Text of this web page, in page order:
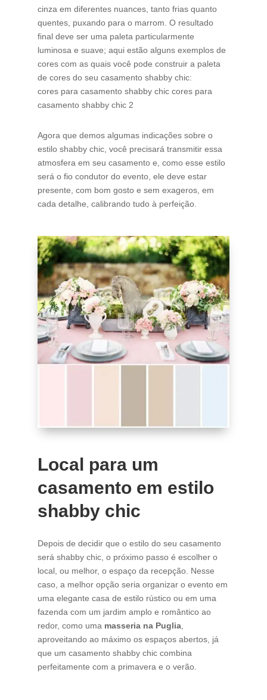
cinza em diferentes nuances, tanto frias quanto
quentes, puxando para o marrom. O resultado
final deve ser uma paleta particularmente
luminosa e suave; aqui estão alguns exemplos de
cores com as quais você pode construir a paleta
de cores do seu casamento shabby chic:
cores para casamento shabby chic cores para
casamento shabby chic 2
Agora que demos algumas indicações sobre o
estilo shabby chic, você precisará transmitir essa
atmosfera em seu casamento e, como esse estilo
será o fio condutor do evento, ele deve estar
presente, com bom gosto e sem exageros, em
cada detalhe, calibrando tudo à perfeição.
Local para um
casamento em estilo
shabby chic
Depois de decidir que o estilo do seu casamento
será shabby chic, o próximo passo é escolher o
local, ou melhor, o espaço da recepção. Nesse
caso, a melhor opção seria organizar o evento em
uma elegante casa de estilo rústico ou em uma
fazenda com um jardim amplo e romântico ao
redor, como uma masseria na Puglia,
aproveitando ao máximo os espaços abertos, já
que um casamento shabby chic combina
perfeitamente com a primavera e o verão.